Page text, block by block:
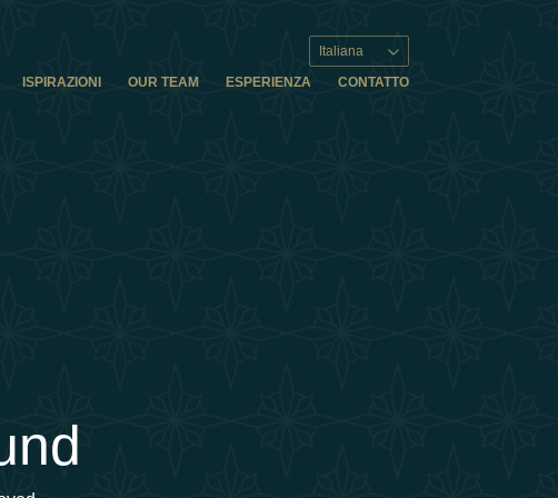
Italiana
ISPIRAZIONI OUR TEAM ESPERIENZA CONTATTO